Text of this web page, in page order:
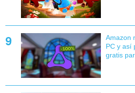
Amazon
PC y así
gratis